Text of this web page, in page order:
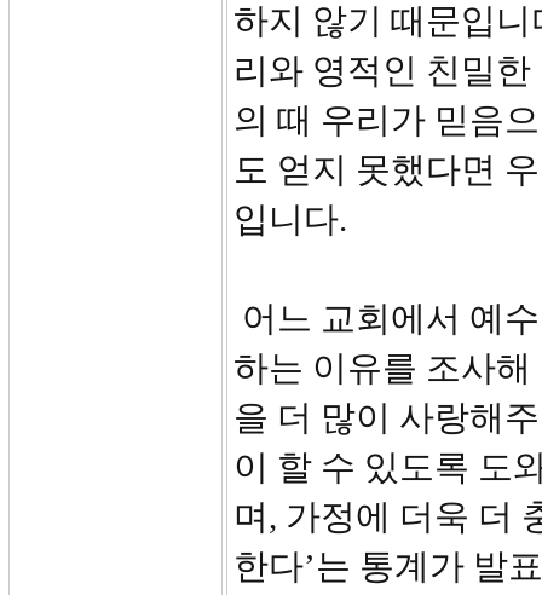
하지 않기 때문입
리와 영적인 친밀
의 때 우리가 믿음
도 얻지 못했다면
입니다.
어느 교회에서 예
하는 이유를 조사
을 더 많이 사랑해
이 할 수 있도록 도
며, 가정에 더욱 더
한다’는 통계가 발